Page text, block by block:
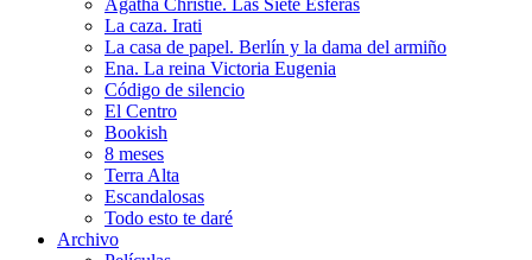
Agatha Christie. Las Siete Esferas
La caza. Irati
La casa de papel. Berlín y la dama del armiño
Ena. La reina Victoria Eugenia
Código de silencio
El Centro
Bookish
8 meses
Terra Alta
Escandalosas
Todo esto te daré
Archivo